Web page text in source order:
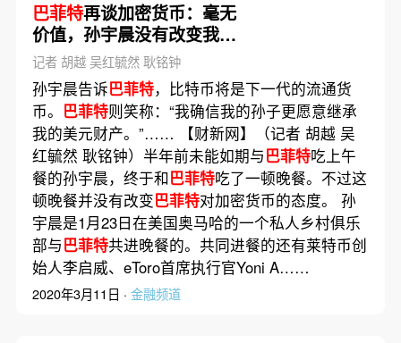
巴菲特再谈加密货币：毫无
价值，孙宇晨没有改变我的
态度
记者 胡越 吴红毓然 耿铭钟
孙宇晨告诉巴菲特，比特币将是下一代的流通货
币。 巴菲特则笑称：“我确信我的孙子更愿意继承
我的美元财产。”…… 【财新网】（记者 胡越 吴
红毓然 耿铭钟）半年前未能如期与巴菲特吃上午
餐的孙宇晨，终于和巴菲特吃了一顿晚餐。不过这
顿晚餐并没有改变巴菲特对加密货币的态度。 孙
宇晨是1月23日在美国奥马哈的一个私人乡村俱乐
部与巴菲特共进晚餐的。共同进餐的还有莱特币创
始人李启威、eToro首席执行官Yoni A……
2020年3月11日 · 金融频道